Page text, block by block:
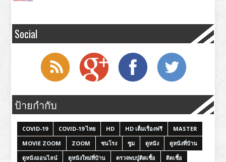
Social
ป้ายกำกับ
COVID-19 COVID-19 ไทย HD HD เต็มเรื่องฟรี
MASTER
MOVIE ZOOM
ZOOM ชนโรง ซูม ดูหนัง
ดูหนังที่บ้าน
ดูหนังออนไลน์
ดูหนังใหม่ที่บ้าน ตรวจพบปู่ติดเชื้อ
ติดเชื้อ